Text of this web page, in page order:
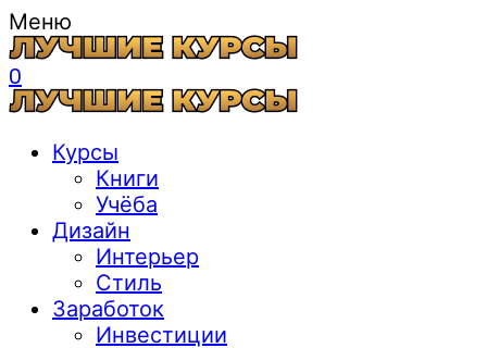
Меню
0
Курсы
Книги
Учёба
Дизайн
Интерьер
Стиль
Заработок
Инвестиции